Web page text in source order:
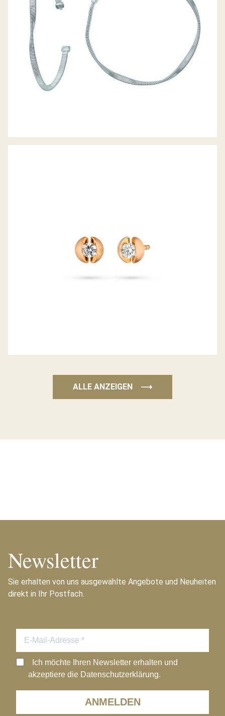
ALLE ANZEIGEN ⟶
Newsletter
Sie erhalten von uns ausgewählte Angebote und Neuheiten
direkt in Ihr Postfach.
ANMELDEN
Ich möchte Ihren Newsletter erhalten und
akzeptiere die Datenschutzerklärung.